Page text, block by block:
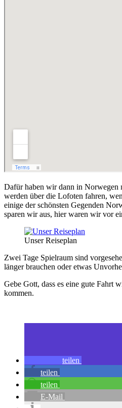
Dafür haben wir dann in Norwegen
werden über die Lofoten fahren,
einige der schönsten Gegenden
sparen wir aus, hier waren wir vor
Unser Reiseplan
Zwei Tage Spielraum sind
länger brauchen oder etwas
Gebe Gott, dass es eine gute Fahrt
kommen.
teilen
teilen
teilen
E-Mail